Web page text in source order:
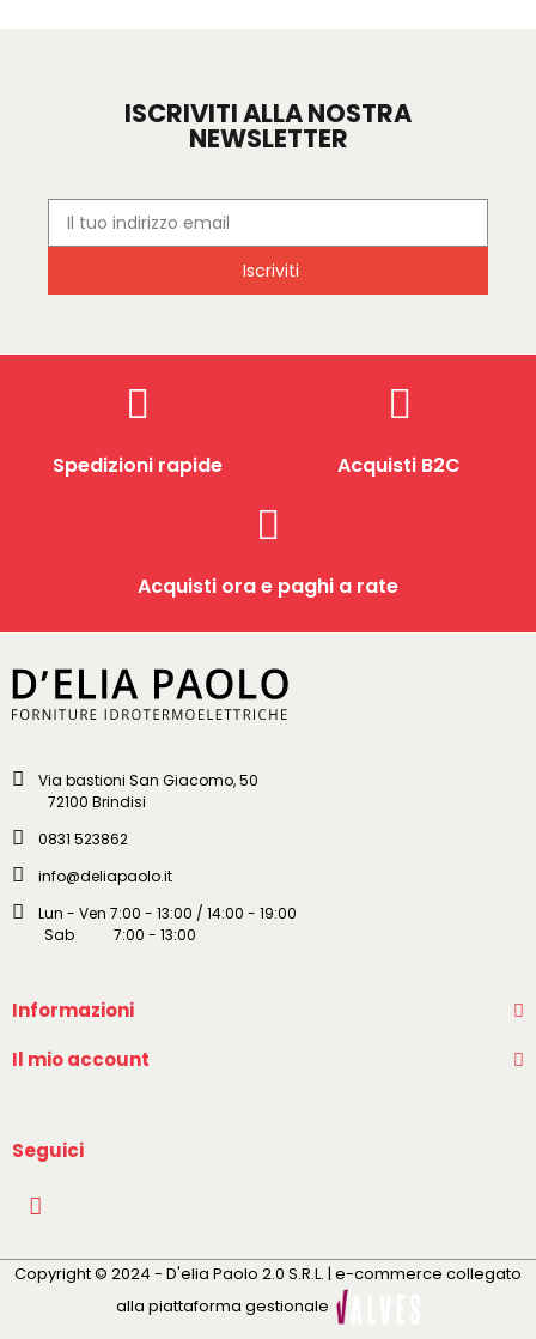
ISCRIVITI ALLA NOSTRA
NEWSLETTER
Iscriviti
Spedizioni rapide Acquisti B2C
Acquisti ora e paghi a rate
Via bastioni San Giacomo, 50
72100 Brindisi
0831 523862
info@deliapaolo.it
Lun - Ven 7:00 - 13:00 / 14:00 - 19:00
Sab 7:00 - 13:00
Informazioni
Il mio account
Seguici
Copyright © 2024 - D'elia Paolo 2.0 S.R.L. | e-commerce collegato
alla piattaforma gestionale